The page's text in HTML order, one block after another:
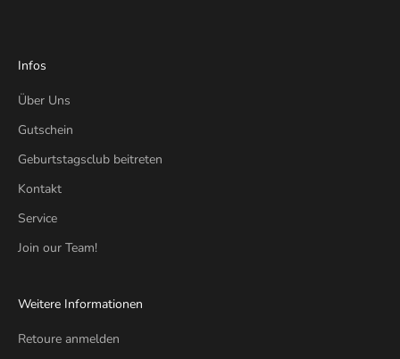
Infos
Über Uns
Gutschein
Geburtstagsclub beitreten
Kontakt
Service
Join our Team!
Weitere Informationen
Retoure anmelden